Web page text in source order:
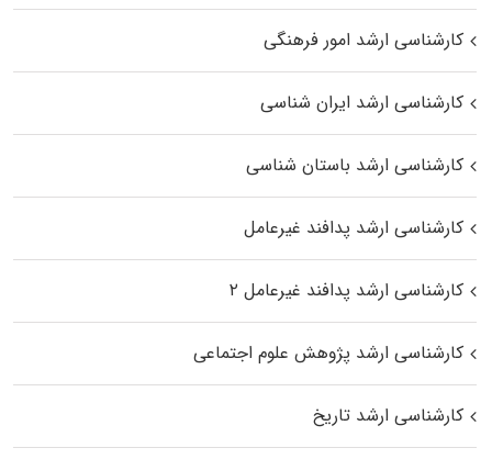
کارشناسی ارشد امور فرهنگی
کارشناسی ارشد ایران شناسی
کارشناسی ارشد باستان شناسی
کارشناسی ارشد پدافند غیرعامل
کارشناسی ارشد پدافند غیرعامل ۲
کارشناسی ارشد پژوهش علوم اجتماعی
کارشناسی ارشد تاریخ